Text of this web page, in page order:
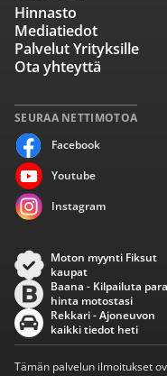
SEURAA NETTIMOTOA
Facebook
Youtube
Instagram
Hinnasto
Mediatiedot
Palvelut Yrityksille
Ota yhteyttä
Moton myynti Fiksut
kaupat
Baana - Kilpailuta
hinta motostasi
Rekkari - Ajoneuvon
kaikki tiedot heti
Tämän palvelun ilmoitukset